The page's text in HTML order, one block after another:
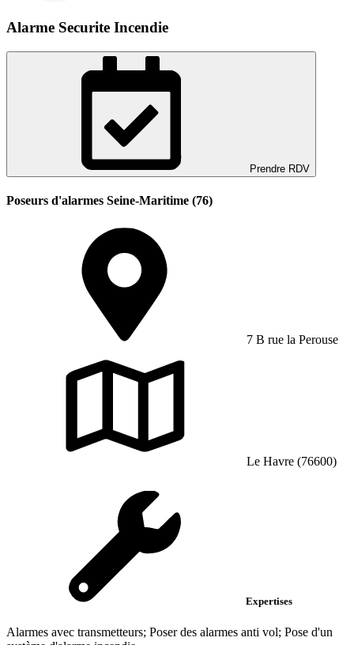
Alarme Securite Incendie
Prendre RDV
Poseurs d'alarmes Seine-Maritime (76)
7 B rue la Perouse
Le Havre (76600)
Expertises
Alarmes avec transmetteurs; Poser des alarmes anti vol; Pose d'un